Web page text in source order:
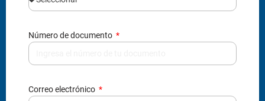
Número de documento
Correo electrónico